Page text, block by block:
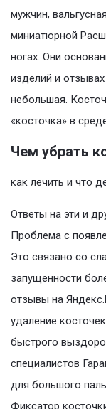
мужчин,
миниатюрной
ногах. Они
изделий и
небольшая.
«косточка» в
Чем убрать
как лечить и что
Ответы на эти и
Проблема с
Это связано со
запущенности
отзывы на
удаление
быстрого
специалистов
для большого
Фиксатор